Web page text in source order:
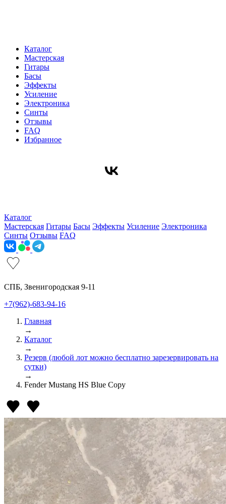
Каталог
Мастерская
Гитары
Басы
Эффекты
Усиление
Электроника
Синты
Отзывы
FAQ
Избранное
Каталог
Мастерская Гитары Басы Эффекты Усиление Электроника
Синты Отзывы FAQ
СПБ, Звенигородская 9-11
+7(962)-683-94-16
Главная
→
Каталог
→
Резерв (любой лот можно бесплатно зарезервировать на
сутки)
→
Fender Mustang HS Blue Copy